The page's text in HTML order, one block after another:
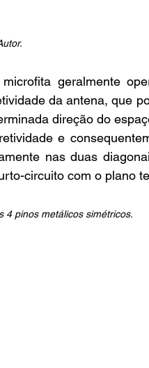
da antena, que
direção do
e
nas duas
circuito com o plano
4 pinos metálicos simétricos.